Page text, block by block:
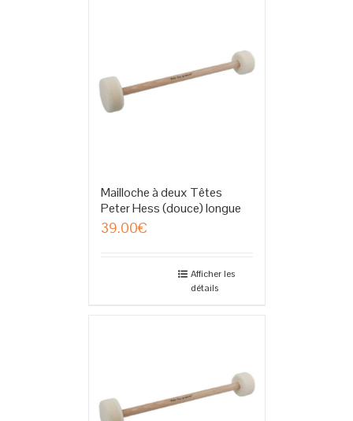
Mailloche à deux Têtes
Peter Hess (douce) longue
39.00€
Afficher les
détails